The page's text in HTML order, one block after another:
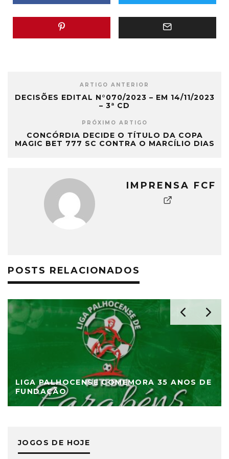
ARTIGO ANTERIOR
DECISÕES EDITAL N°070/2023 – EM 14/11/2023
– 3ª CD
PRÓXIMO ARTIGO
CONCÓRDIA DECIDE O TÍTULO DA COPA
MAGIC BET 777 SC CONTRA O MARCÍLIO DIAS
IMPRENSA FCF
POSTS RELACIONADOS
LIGA PALHOCENSE COMEMORA 35 ANOS DE
FUNDAÇÃO
JOGOS DE HOJE